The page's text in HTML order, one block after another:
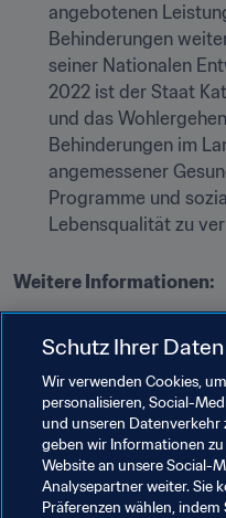
angebotenen
Behinderungen
seiner Nationalen
2022 ist der Staat
und das
Behinderungen im
angemessener
Programme und
Lebensqualität zu
Weitere Informationen:
Allgemeine
Schutz Ihrer Daten
Wir verwenden Cookies,
personalisieren, Social-
und unseren Datenverkehr
geben wir Informationen
Website an unsere Social-
Analysepartner weiter. Sie
Präferenzen wählen,